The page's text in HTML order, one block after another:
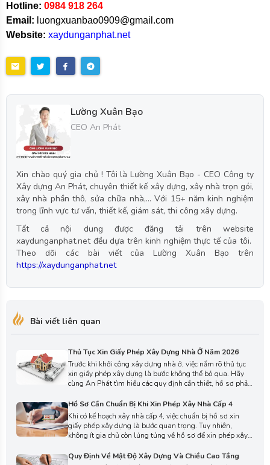
Hotline: 0984 918 264
Email: luongxuanbao0909@gmail.com
Website: xaydunganphat.net
Lường Xuân Bạo
CEO An Phát
Xin chào quý gia chủ ! Tôi là Lường Xuân Bạo - CEO Công ty
Xây dựng An Phát, chuyên thiết kế xây dựng, xây nhà trọn gói,
xây nhà phần thô, sửa chữa nhà,... Với 15+ năm kinh nghiệm
trong lĩnh vực tư vấn, thiết kế, giám sát, thi công xây dựng.
Tất cả nội dung được đăng tải trên website
xaydunganphat.net đều dựa trên kinh nghiệm thực tế của tôi.
Theo dõi các bài viết của Lường Xuân Bạo trên
https://xaydunganphat.net
Bài viết liên quan
Thủ Tục Xin Giấy Phép Xây Dựng Nhà Ở Năm 2026
Trước khi khởi công xây dựng nhà ở, việc nắm rõ thủ tục
xin giấy phép xây dựng là bước không thể bỏ qua. Hãy
cùng An Phát tìm hiểu các quy định cần thiết, hồ sơ phải
dựng nhà ở năm 2026 qua bài viết dưới đây.
Hồ Sơ Cần Chuẩn Bị Khi Xin Phép Xây Nhà Cấp 4
Khi có kế hoạch xây nhà cấp 4, việc chuẩn bị hồ sơ xin
giấy phép xây dựng là bước quan trọng. Tuy nhiên,
không ít gia chủ còn lúng túng về hồ sơ để xin phép xây
cần chuẩn bị để xin phép xây nhà cấp 4 đúng quy định,
Quy Định Về Mật Độ Xây Dựng Và Chiều Cao Tầng